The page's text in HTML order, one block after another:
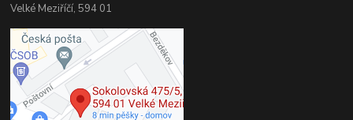
Velké Meziříčí, 594 01